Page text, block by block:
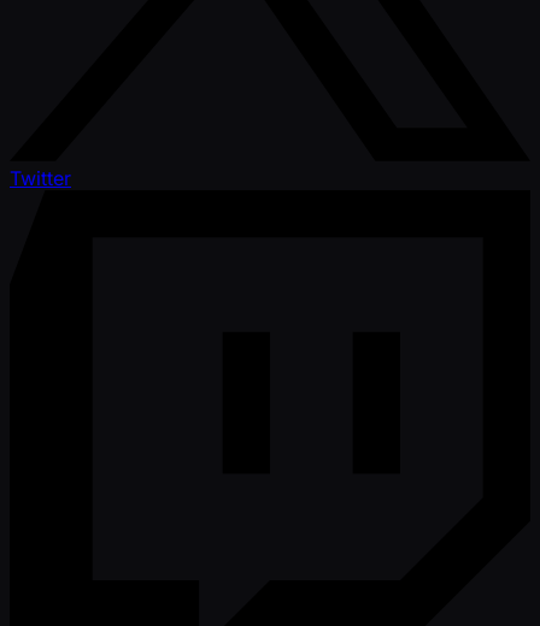
Twitter